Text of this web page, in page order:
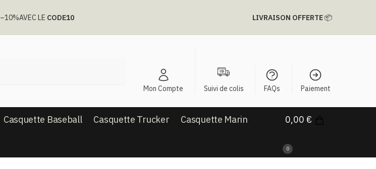
–10%AVEC LE CODE10 LIVRAISON OFFERTE📦
Mon Compte Suivi de colis FAQs Paiement
Casquette Baseball Casquette Trucker Casquette Marin 0,00 €
0